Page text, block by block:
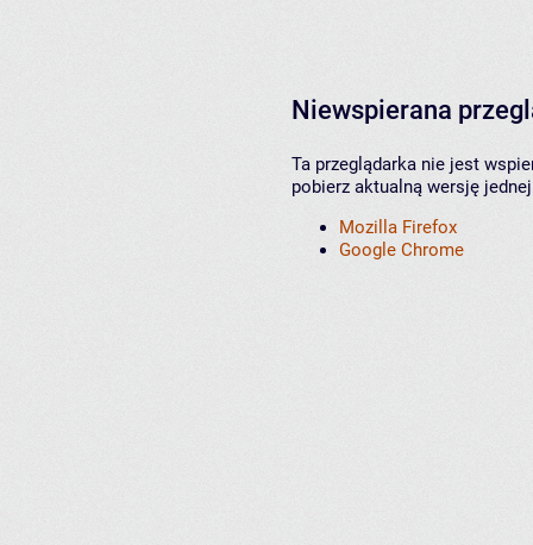
Niewspierana
Ta przeglądarka nie jest
pobierz aktualną wersję
Mozilla Firefox
Google Chrome